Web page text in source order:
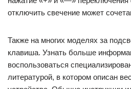
отключить свечение может
Также на многих моделях за
клавиша. Узнать больше
воспользоваться
литературой, в котором описан